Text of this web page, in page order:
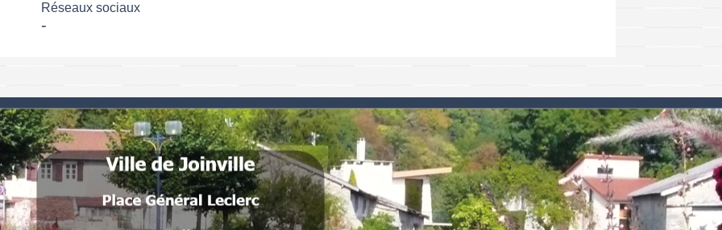
Réseaux sociaux
-
Numéros utiles
Commune de Joinville
Place Général Leclerc
52300 Joinville - FRANCE